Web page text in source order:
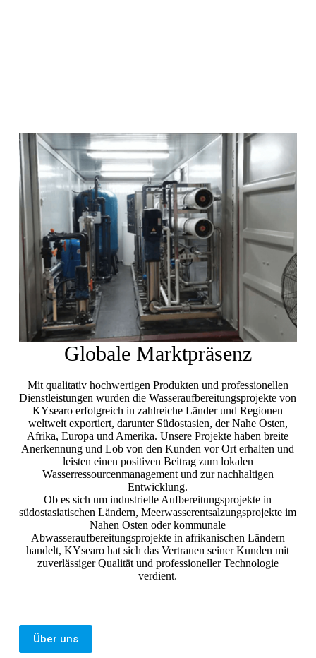
Globale Marktpräsenz
Mit qualitativ hochwertigen Produkten und professionellen
Dienstleistungen wurden die Wasseraufbereitungsprojekte von
KYsearo erfolgreich in zahlreiche Länder und Regionen
weltweit exportiert, darunter Südostasien, der Nahe Osten,
Afrika, Europa und Amerika. Unsere Projekte haben breite
Anerkennung und Lob von den Kunden vor Ort erhalten und
leisten einen positiven Beitrag zum lokalen
Wasserressourcenmanagement und zur nachhaltigen
Entwicklung.
Ob es sich um industrielle Aufbereitungsprojekte in
südostasiatischen Ländern, Meerwasserentsalzungsprojekte im
Nahen Osten oder kommunale
Abwasseraufbereitungsprojekte in afrikanischen Ländern
handelt, KYsearo hat sich das Vertrauen seiner Kunden mit
zuverlässiger Qualität und professioneller Technologie
verdient.
Über uns